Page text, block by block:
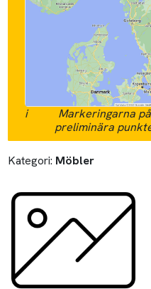
i
Markeringarna
preliminära
Kategori: Möbler